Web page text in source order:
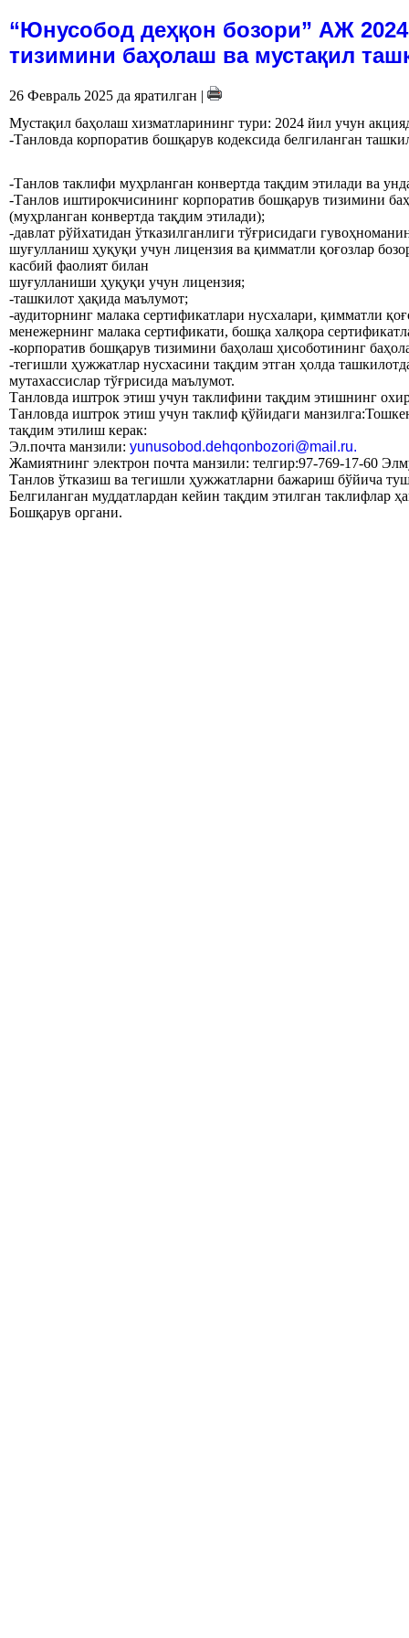
“Юнусобод деҳқон бозори” АЖ
тизимини баҳолаш ва мустақил
26 Февраль 2025 да яратилган |
Мустақил баҳолаш хизматларининг тури: 2024 йил учун
-Танловда корпоратив бошқарув кодексида белгиланган
-Танлов таклифи муҳрланган конвертда тақдим этилади ва
-Танлов иштирокчисининг корпоратив бошқарув тизимини
(муҳрланган конвертда тақдим этилади);
-давлат рўйхатидан ўтказилганлиги тўғрисидаги
шуғулланиш ҳуқуқи учун лицензия ва қимматли қоғозлар
касбий фаолият билан
шуғулланиши ҳуқуқи учун лицензия;
-ташкилот ҳақида маълумот;
-аудиторнинг малака сертификатлари нусхалари, қимматли
менежернинг малака сертификати, бошқа халқора
-корпоратив бошқарув тизимини баҳолаш ҳисоботининг
-тегишли ҳужжатлар нусхасини тақдим этган ҳолда
мутахассислар тўғрисида маълумот.
Танловда иштрок этиш учун таклифини тақдим этишнинг
Танловда иштрок этиш учун таклиф қўйидаги
тақдим этилиш керак:
Эл.почта манзили: yunusobod.dehqonbozori@mail.ru.
Жамиятнинг электрон почта манзили: телгир:97-769-17-60
Танлов ўтказиш ва тегишли ҳужжатларни бажариш бўйича
Белгиланган муддатлардан кейин тақдим этилган таклифлар
Бошқарув органи.